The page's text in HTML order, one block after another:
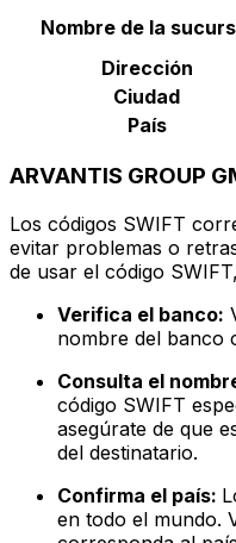
Nombre de la
Dirección
Ciudad
País
ARVANTIS GROUP
Los códigos SWIFT
evitar problemas o
de usar el código
Verifica el banco:
nombre del banco
Consulta el
código SWIFT
asegúrate de que
del destinatario.
Confirma el país:
en todo el mundo.